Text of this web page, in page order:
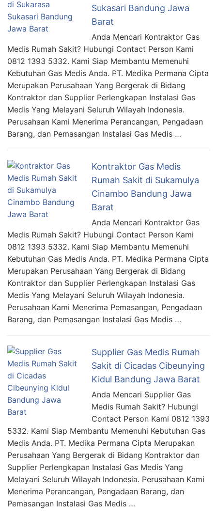
Sukasari Bandung Jawa
Barat
Anda Mencari Kontraktor Gas
Medis Rumah Sakit? Hubungi Contact Person Kami
0812 1393 5332. Kami Siap Membantu Memenuhi
Kebutuhan Gas Medis Anda. PT. Medika Permana Cipta
Merupakan Perusahaan Yang Bergerak di Bidang
Kontraktor dan Supplier Perlengkapan Instalasi Gas
Medis Yang Melayani Seluruh Wilayah Indonesia.
Perusahaan Kami Menerima Perancangan, Pengadaan
Barang, dan Pemasangan Instalasi Gas Medis …
Kontraktor Gas Medis
Rumah Sakit di Sukamulya
Cinambo Bandung Jawa
Barat
Anda Mencari Kontraktor Gas
Medis Rumah Sakit? Hubungi Contact Person Kami
0812 1393 5332. Kami Siap Membantu Memenuhi
Kebutuhan Gas Medis Anda. PT. Medika Permana Cipta
Merupakan Perusahaan Yang Bergerak di Bidang
Kontraktor dan Supplier Perlengkapan Instalasi Gas
Medis Yang Melayani Seluruh Wilayah Indonesia.
Perusahaan Kami Menerima Pemasangan, Pengadaan
Barang, dan Pemasangan Instalasi Gas Medis …
Supplier Gas Medis Rumah
Sakit di Cicadas Cibeunying
Kidul Bandung Jawa Barat
Anda Mencari Supplier Gas
Medis Rumah Sakit? Hubungi
Contact Person Kami 0812 1393
5332. Kami Siap Membantu Memenuhi Kebutuhan Gas
Medis Anda. PT. Medika Permana Cipta Merupakan
Perusahaan Yang Bergerak di Bidang Kontraktor dan
Supplier Perlengkapan Instalasi Gas Medis Yang
Melayani Seluruh Wilayah Indonesia. Perusahaan Kami
Menerima Perancangan, Pengadaan Barang, dan
Pemasangan Instalasi Gas Medis …